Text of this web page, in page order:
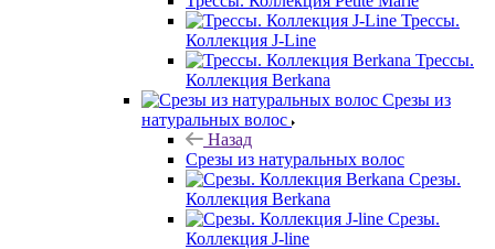
Трессы.
Коллекция J-Line
Трессы.
Коллекция Berkana
Срезы из
натуральных волос
Назад
Срезы из натуральных волос
Срезы.
Коллекция Berkana
Срезы.
Коллекция J-line